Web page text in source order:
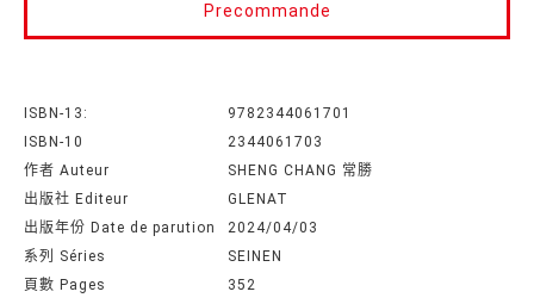
Precommande
ISBN-13:
9782344061701
ISBN-10
2344061703
作者 Auteur
SHENG CHANG 常勝
出版社 Editeur
GLENAT
出版年份 Date de parution
2024/04/03
系列 Séries
SEINEN
頁數 Pages
352